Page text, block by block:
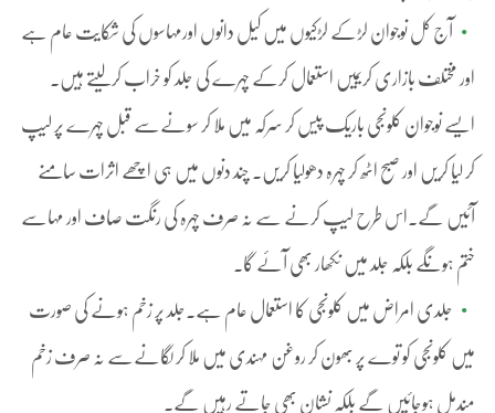
آج کل نوجوان لڑکے لڑکیوں میں کیل دانوں اورمہاسوں کی شکایت عام ہے
اور مختلف بازاری کریمیں استعمال کرکے چہرے کی جلد کو خراب کرلیتے ہیں۔
ایسے نوجوان کلونجی باریک پیس کر سرکہ میں ملا کر سونےسے قبل چہرے پر لیپ
کر لیا کریں اور صبح اٹھ کر چہرہ دھولیا کریں۔ چند دنوں میں ہی اچھے اثرات سامنے
آئیں گے۔اس طرح لیپ کرنے سے نہ صرف چہرہ کی رنگت صاف اور مہاسے
ختم ہونگے بلکہ جلد میں نکھار بھی آئے گا۔
جلدی امراض میں کلونجی کا استعمال عام ہے۔جلد پر زخم ہونے کی صورت
میں کلونجی کو توے پر بھون کر روغن مہندی میں ملا کر لگانےسے نہ صرف زخم
مندمل ہوجائیں گے بلکہ نشان بھی جاتے رہیں گے۔